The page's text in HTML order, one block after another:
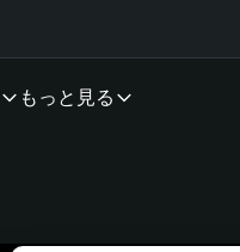
もっと見る